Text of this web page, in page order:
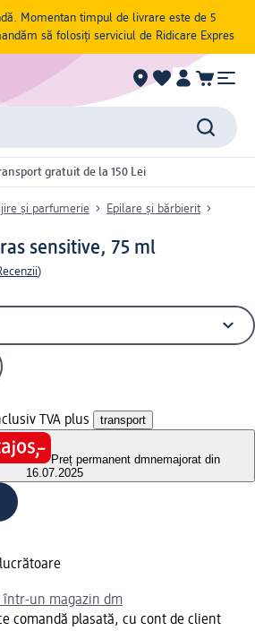
Momentan timpul de livrare este de 5
să folosiți serviciul de Ridicare Expres
gratuit de la 150 Lei
și parfumerie
Epilare și bărbierit
sensitive, 75 ml
)
TVA plus transport
Preț permanent dmnemajorat din
16.07.2025
într-un magazin dm
comandă plasată, cu cont de client